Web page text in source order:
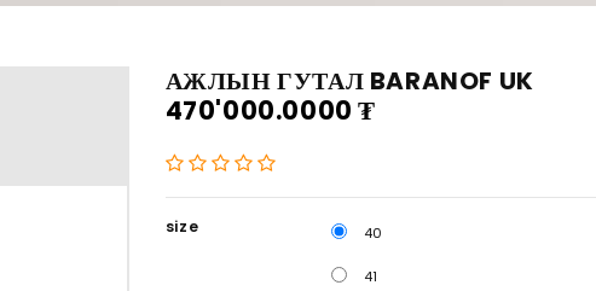
АЖЛЫН ГУТАЛ BARANOF UK
470'000.0000 ₮
size 40
41